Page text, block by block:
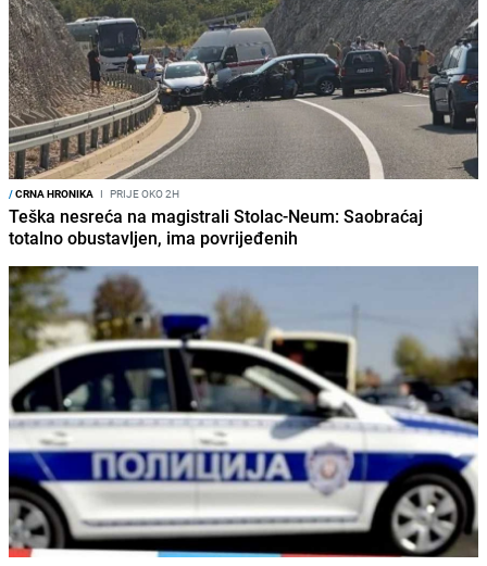
/CRNA HRONIKA I PRIJE OKO 2H
Teška nesreća na magistrali Stolac-Neum: Saobraćaj
totalno obustavljen, ima povrijeđenih